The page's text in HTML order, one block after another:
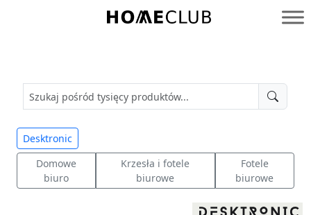
Homeclub
Desktronic
Domowe
biuro
Krzesła i fotele
biurowe
Fotele
biurowe